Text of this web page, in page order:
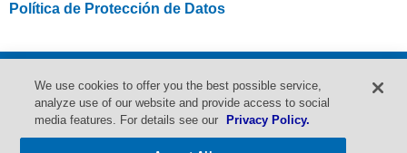
Política de Protección de Datos
discriminación | Política de privacidad | Administrar cookies | Aviso de prácticas
de privacidad | Ejercite sus derechos de privacidad | Condiciones de uso |
Declaración de accesibilidad | Centro de ayuda | Mapa del sitio
We use cookies to offer you the best possible service,
analyze use of our website and provide access to social
media features. For details see our
Privacy Policy.